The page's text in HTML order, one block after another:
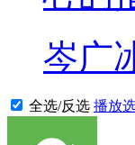
岑广
全选/反选 播放